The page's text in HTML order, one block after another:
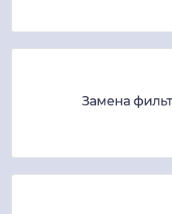
Замена